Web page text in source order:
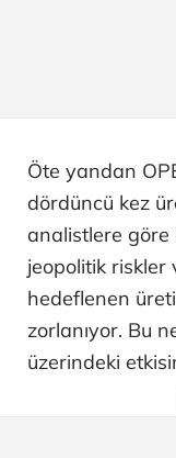
Öte yandan
dördüncü kez
analistlere göre
jeopolitik riskler
hedeflenen
zorlanıyor. Bu
üzerindeki